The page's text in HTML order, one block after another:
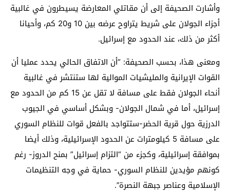
وأشارت الصحيفة إلى أن مقاتلي المعارضة يسيطرون في غالبية
أجزاء الجولان على شريط يتراوح عرضه بين 10 و20 كم، وأحيانا
أكثر من ذلك، عند الحدود مع إسرائيل.
ومعنى هذا، بحسب الصحيفة: “أن الاتفاق الحالي يحدد عمليا أن
القوات الإيرانية والمليشيات الموالية لها ستنتشر في غالبية
أنحاء الجولان فقط على مسافة لا تقل عن 15 كم من الحدود مع
إسرائيل، أما في شمال الجولان- وبشكل أساسي في الجيوب
الدرزية حول قرية الحضر-ستتواجد بالفعل قوات للنظام السوري
على مسافة 5 كيلومترات عن الحدود الإسرائيلية، وذلك أيضا
بموافقة إسرائيلية، وكجزء من “التزام إسرائيل” بمنح الدروز- رغم
كونهم مؤيدين للنظام السوري- حماية في وجه التنظيمات
الإسلامية وعناصر جبهة النصرة”.